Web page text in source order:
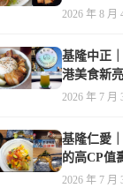
海鮮麵
2026 年 8 月
基隆中正
港美食新
很有特色
2026 年 7 月
基隆仁愛
的高CP值
點
2026 年 7 月